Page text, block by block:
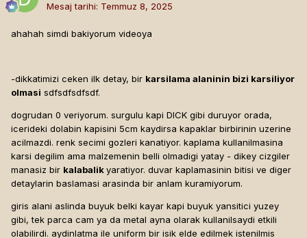
Mesaj tarihi: Temmuz 8, 2025
ahahah simdi bakiyorum videoya
-dikkatimizi ceken ilk detay, bir karsilama alaninin bizi karsiliyor
olmasi sdfsdfsdfsdf.
dogrudan 0 veriyorum. surgulu kapi DICK gibi duruyor orada,
icerideki dolabin kapisini 5cm kaydirsa kapaklar birbirinin uzerine
acilmazdi. renk secimi gozleri kanatiyor. kaplama kullanilmasina
karsi degilim ama malzemenin belli olmadigi yatay - dikey cizgiler
manasiz bir kalabalikyaratiyor. duvar kaplamasinin bitisi ve diger
detaylarin baslamasi arasinda bir anlam kuramiyorum.
giris alani aslinda buyuk belki kayar kapi buyuk yansitici yuzey
gibi, tek parca cam ya da metal ayna olarak kullanilsaydi etkili
olabilirdi. aydinlatma ile uniform bir isik elde edilmek istenilmis